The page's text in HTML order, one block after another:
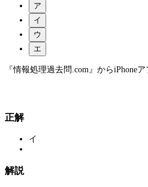
ア
イ
ウ
エ
『情報処理過去問.com』からiPhone
正解
イ
解説